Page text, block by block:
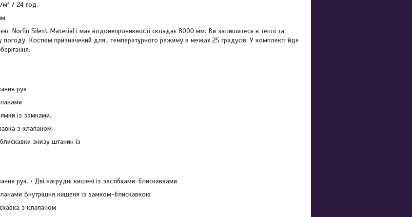
м² / 24 год.
Norfin Silent Material і має водонепроникності складає 8000 мм. Ви залишитеся в теплі та
погоду. Костюм призначений для.. температурного режиму в межах 25 градусів. У комплекті йде
рук
із замками.
з клапаном
знизу штанин із
рук. • Дві нагрудні кишені із застібками-блискавками
Внутрішня кишеня із замком-блискавкою
з клапаном